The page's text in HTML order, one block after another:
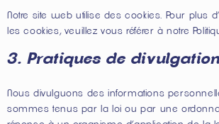
Notre site web utilise des cookies. Pour plus
les cookies, veuillez vous référer à notre
3. Pratiques de
Nous divulguons des informations
sommes tenus par la loi ou par une